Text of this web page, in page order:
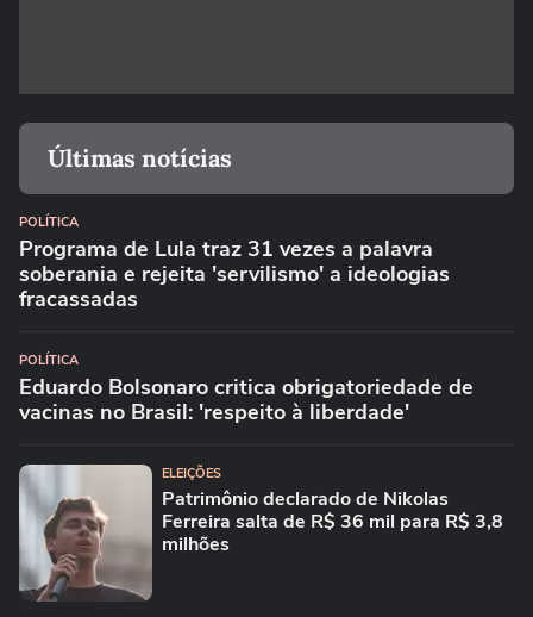
Últimas notícias
POLÍTICA
Programa de Lula traz 31 vezes a palavra
soberania e rejeita 'servilismo' a ideologias
fracassadas
POLÍTICA
Eduardo Bolsonaro critica obrigatoriedade de
vacinas no Brasil: 'respeito à liberdade'
ELEIÇÕES
Patrimônio declarado de Nikolas
Ferreira salta de R$ 36 mil para R$ 3,8
milhões